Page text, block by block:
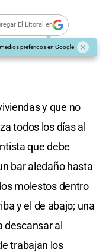
El Litoral en
preferidos en Google
y que no
todos los días al
que debe
bar aledaño hasta
molestos dentro
y el de abajo; una
descansar al
trabajan los